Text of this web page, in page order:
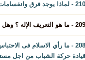
210 - لماذا يوجد فرق وانقسامات بين المسلمين ؟
209 - ما هو التعريف الإله ؟ وهل تعريفه مرتبطٌ بالعلم الحديث ؟
208 - ما رأي الاسلام فى
قيادة حركة الشباب من اجل